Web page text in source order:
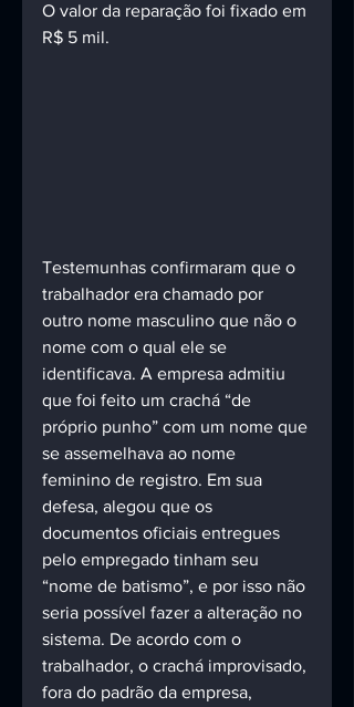
O valor da reparação foi fixado em
R$ 5 mil.
Testemunhas confirmaram que o
trabalhador era chamado por
outro nome masculino que não o
nome com o qual ele se
identificava. A empresa admitiu
que foi feito um crachá “de
próprio punho” com um nome que
se assemelhava ao nome
feminino de registro. Em sua
defesa, alegou que os
documentos oficiais entregues
pelo empregado tinham seu
“nome de batismo”, e por isso não
seria possível fazer a alteração no
sistema. De acordo com o
trabalhador, o crachá improvisado,
fora do padrão da empresa,